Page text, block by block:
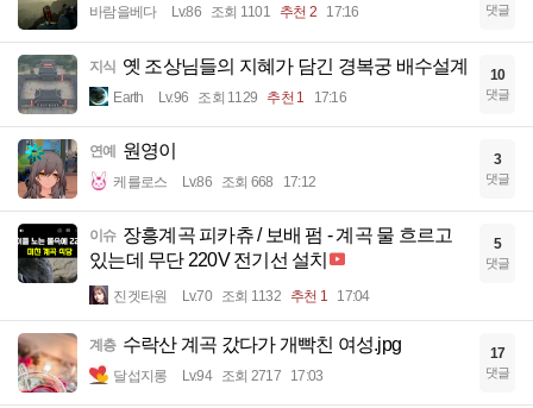
바람을베다 Lv.86 조회 1101 추천 2 17:16 댓글
지식 옛 조상님들의 지혜가 담긴 경복궁 배수설계
Earth Lv.96 조회 1129 추천 1 17:16
10
댓글
연예 원영이
케를로스 Lv.86 조회 668 17:12
3
댓글
이슈 장흥계곡 피카츄 / 보배 펌 - 계곡 물 흐르고
있는데 무단 220V 전기선 설치
진겟타원 Lv.70 조회 1132 추천 1 17:04
5
댓글
계층 수락산 계곡 갔다가 개빡친 여성.jpg
달섭지롱 Lv.94 조회 2717 17:03
17
댓글